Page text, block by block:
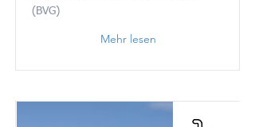
(BVG)
Mehr lesen